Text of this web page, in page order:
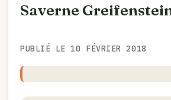
Saverne
PUBLIÉ LE 10 FÉVRIER 2018